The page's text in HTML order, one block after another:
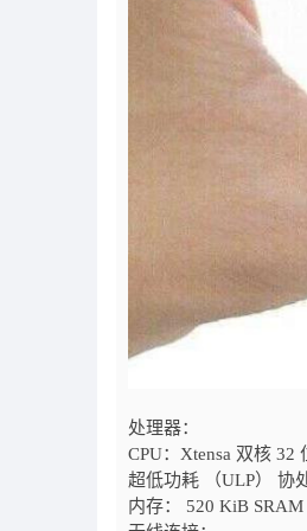
处理器：
CPU：Xtensa 双核
超低功耗 （ULP） 协
内存： 520 KiB SRAM